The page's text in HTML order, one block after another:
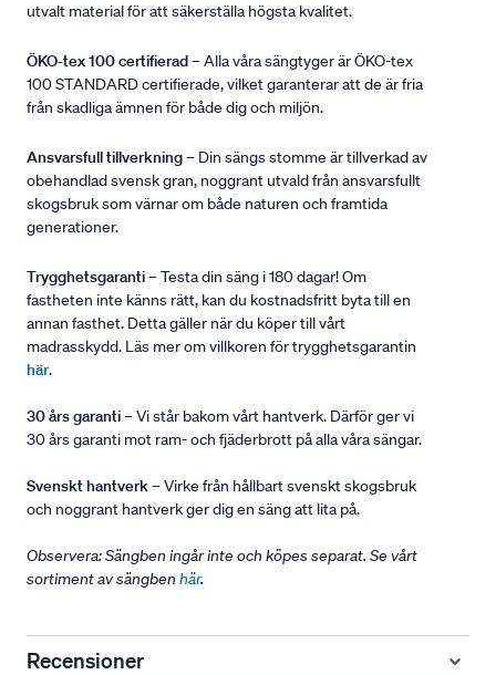
utvalt material för att säkerställa högsta kvalitet.
ÖKO-tex 100 certifierad– Alla våra sängtyger är ÖKO-tex
100 STANDARD certifierade, vilket garanterar att de är fria
från skadliga ämnen för både dig och miljön.
Ansvarsfull tillverkning– Din sängs stomme är tillverkad av
obehandlad svensk gran, noggrant utvald från ansvarsfullt
skogsbruk som värnar om både naturen och framtida
generationer.
Trygghetsgaranti– Testa din säng i 180 dagar! Om
fastheten inte känns rätt, kan du kostnadsfritt byta till en
annan fasthet. Detta gäller när du köper till vårt
madrasskydd. Läs mer om villkoren för trygghetsgarantin
här.
30 års garanti– Vi står bakom vårt hantverk. Därför ger vi
30 års garanti mot ram- och fjäderbrott på alla våra sängar.
Svenskt hantverk– Virke från hållbart svenskt skogsbruk
och noggrant hantverk ger dig en säng att lita på.
Observera: Sängben ingår inte och köpes separat. Se vårt
sortiment av sängben här.
Recensioner